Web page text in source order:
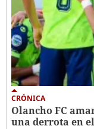
CRÓNICA
Olancho FC
una derrota en